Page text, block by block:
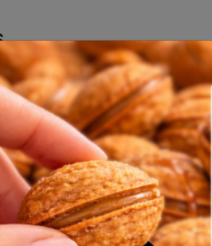
10 gab.
10 gab.
personalizācijas izmaksas.
10 - 14 dienas.
veicot pasūtījumu interneta veikalā.